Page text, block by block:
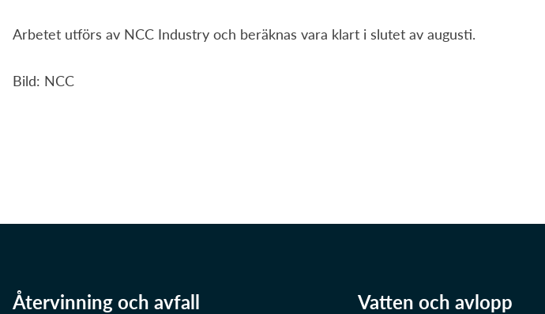
Arbetet utförs av NCC Industry och beräknas vara klart i slutet av augusti.
Bild: NCC
Återvinning och avfall Vatten och avlopp